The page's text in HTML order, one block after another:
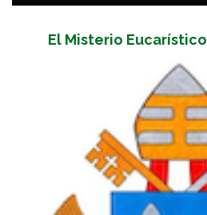
El Misterio Eucarístico